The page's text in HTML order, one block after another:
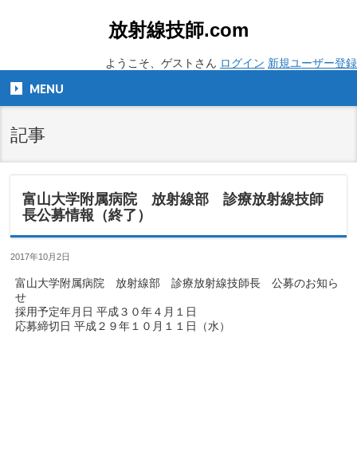
放射線技師.com
ようこそ、ゲストさん ログイン 新規ユーザー登録
MENU
記事
富山大学附属病院 放射線部 診療放射線技師
長公募情報（終了）
2017年10月2日
富山大学附属病院 放射線部 診療放射線技師長 公募のお知ら
せ
採用予定年月日 平成３０年４月１日
応募締切日 平成２９年１０月１１日（水）